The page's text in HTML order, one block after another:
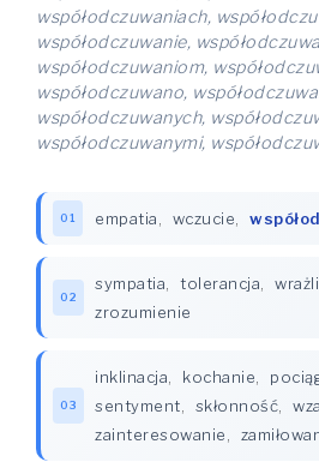
współodczuwaniach,
współodczuwanie,
współodczuwaniom,
współodczuwano,
współodczuwanych,
współodczuwanymi,
01 empatia wczucie
02
sympatia tolerancja
zrozumienie
03
inklinacja kochanie
sentyment
skłonność
zainteresowanie